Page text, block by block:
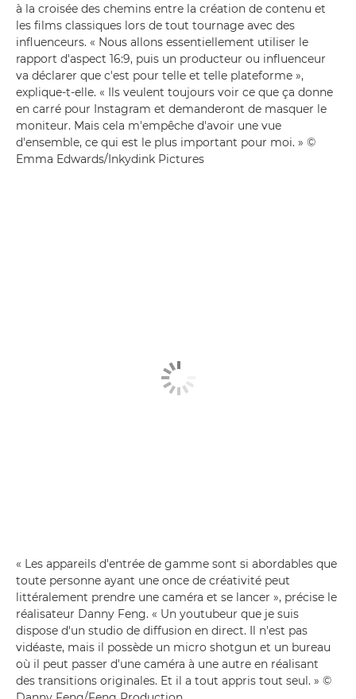
à la croisée des chemins entre la création de contenu et
les films classiques lors de tout tournage avec des
influenceurs. « Nous allons essentiellement utiliser le
rapport d'aspect 16:9, puis un producteur ou influenceur
va déclarer que c'est pour telle et telle plateforme »,
explique-t-elle. « Ils veulent toujours voir ce que ça donne
en carré pour Instagram et demanderont de masquer le
moniteur. Mais cela m'empêche d'avoir une vue
d'ensemble, ce qui est le plus important pour moi. » ©
Emma Edwards/Inkydink Pictures
« Les appareils d'entrée de gamme sont si abordables que
toute personne ayant une once de créativité peut
littéralement prendre une caméra et se lancer », précise le
réalisateur Danny Feng. « Un youtubeur que je suis
dispose d'un studio de diffusion en direct. Il n'est pas
vidéaste, mais il possède un micro shotgun et un bureau
où il peut passer d'une caméra à une autre en réalisant
des transitions originales. Et il a tout appris tout seul. » ©